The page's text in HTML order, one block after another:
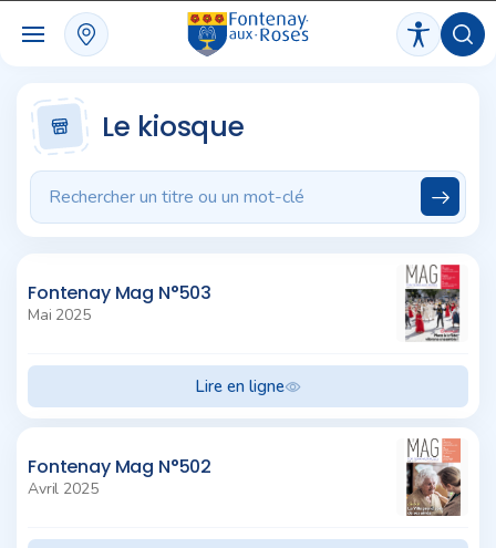
Le kiosque
Fontenay Mag N°503
Mai 2025
Lire en ligne
Fontenay Mag N°502
Avril 2025
Panneau de gestion des cookies